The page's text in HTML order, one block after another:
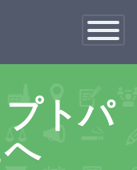
Toggle
×
トパ